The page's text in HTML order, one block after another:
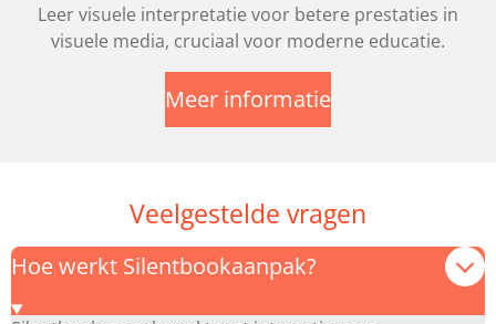
Leer visuele interpretatie voor betere prestaties in
visuele media, cruciaal voor moderne educatie.
Meer informatie
Veelgestelde vragen
Hoe werkt Silentbookaanpak?